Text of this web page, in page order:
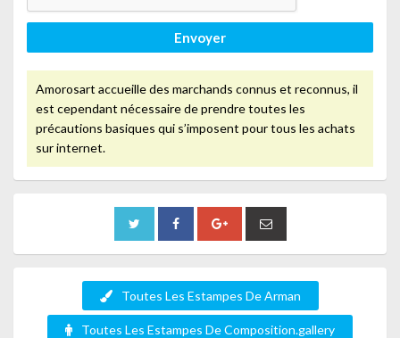
Envoyer
Amorosart accueille des marchands connus et reconnus, il
est cependant nécessaire de prendre toutes les
précautions basiques qui s’imposent pour tous les achats
sur internet.
Toutes Les Estampes De Arman
Toutes Les Estampes De Composition.gallery